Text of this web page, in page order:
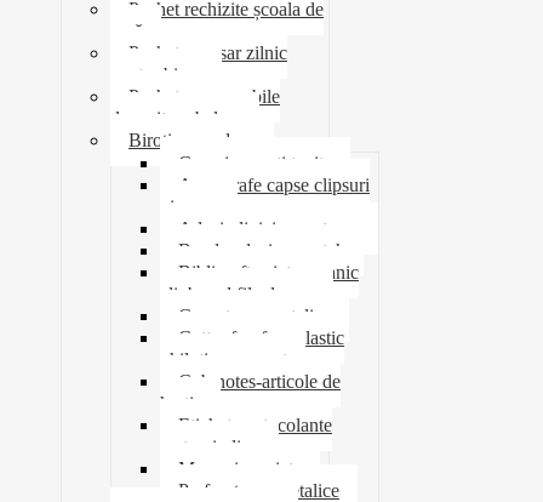
Pachet rechizite școala de
vară
Pachet necesar zilnic
pentru birou
Pachet consumabile
depozit-ambalare
Birotica-produse
Cosuri suporti tavite
Ace agrafe capse clipsuri
pioneze
Adeziv lipici corectoare
Banda adeziva-scotch
Biblioraft caiet mecanic
clipboard file dosare
Capsatoare metalice
Cutter foarfeca elastic
ghilotina magnet
Cub notes-articole de
hartie
Etichete autocolante
carton indigo
Mape si serviete
Perforatoare metalice